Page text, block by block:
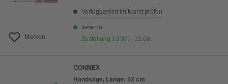
Merken
Verfügbarkeit im Markt prüfen
lieferbar
Zustellung 13.08. - 15.08.
CONNEX
Handsäge, Länge: 52 cm